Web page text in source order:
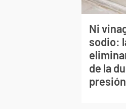
Ni
sodio:
de la
presión